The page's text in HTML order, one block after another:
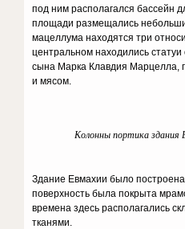
под ним располагался бассейн
площади размещались
мацеллума находятся три
центральном находились статуи
сына Марка Клавдия Марцелла,
и мясом.
Колонны портика здания
Здание Евмахии было построена
поверхность была покрыта
времена здесь располагались
тканями.